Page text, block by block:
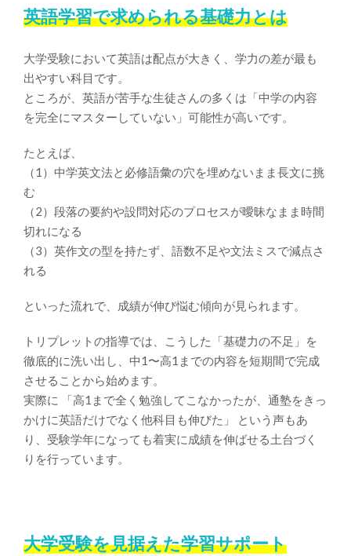
英語学習で求められる基礎力とは
大学受験において英語は配点が大きく、学力の差が最も
出やすい科目です。
ところが、英語が苦手な生徒さんの多くは「中学の内容
を完全にマスターしていない」 可能性が高いです。
たとえば、
（1）中学英文法と必修語彙の穴を埋めないまま長文に挑
む
（2）段落の要約や設問対応のプロセスが曖昧なまま時間
切れになる
（3）英作文の型を持たず、語数不足や文法ミスで減点さ
れる
といった流れで、成績が伸び悩む傾向が見られます。
トリプレットの指導では、こうした「基礎力の不足」を
徹底的に洗い出し、中1〜高1までの内容を短期間で完成
させることから始めます。
実際に
「高1まで全く勉強してこなかったが、通塾をきっ
かけに英語だけでなく他科目も伸びた」
という声もあ
り、受験学年になっても着実に成績を伸ばせる土台づく
りを行っています。
大学受験を見据えた学習サポート